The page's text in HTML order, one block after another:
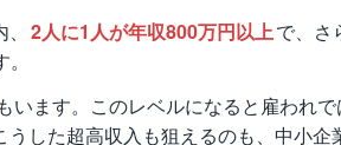
2人に1人が年収800万円以上で、さ
います。このレベルになると雇われで
した超高収入も狙えるのも、中小企